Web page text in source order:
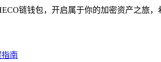
链钱包，开启属于你的加密资产之旅
南